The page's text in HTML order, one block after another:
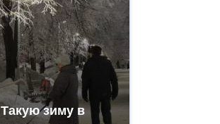
Такую зиму в